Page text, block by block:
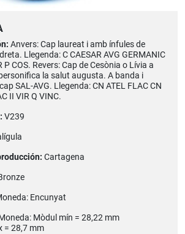
Anvers: Cap laureat i amb ínfules de
Llegenda: C CAESAR AVG GERMANIC
P COS. Revers: Cap de Cesònia o Lívia a
la salut augusta. A banda i
SAL-AVG. Llegenda: CN ATEL FLAC CN
II VIR Q VINC.
V239
Cartagena
Encunyat
Mòdul mín = 28,22 mm
= 28,7 mm